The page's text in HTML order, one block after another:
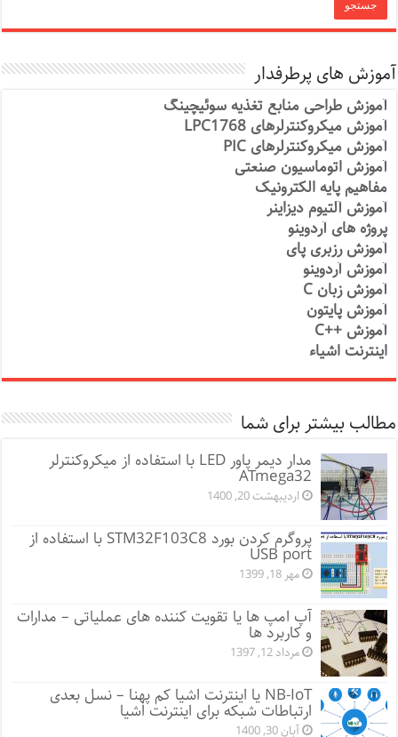
آموزش های پرطرفدار
آموزش طراحی منابع تغذیه سوئیچینگ
آموزش میکروکنترلرهای LPC1768
آموزش میکروکنترلرهای PIC
آموزش اتوماسیون صنعتی
مفاهیم پایه الکترونیک
آموزش آلتیوم دیزاینر
پروژه های آردوینو
آموزش رزبری پای
آموزش آردوینو
آموزش زبان C
آموزش پایتون
آموزش ++C
اینترنت اشیاء
مطالب بیشتر برای شما
مدار دیمر پاور LED با استفاده از میکروکنترلر
ATmega32
اردیبهشت 20, 1400
پروگرم کردن بورد STM32F103C8 با استفاده از
USB port
مهر 18, 1399
آپ امپ ها یا تقویت کننده های عملیاتی – مدارات
و کاربرد ها
مرداد 12, 1397
NB-IoT یا اینترنت اشیا کم پهنا – نسل بعدی
ارتباطات شبکه برای اینترنت اشیا
آبان 30, 1400